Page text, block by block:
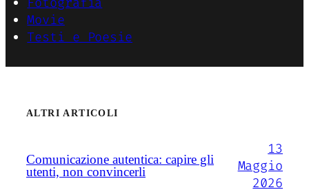
Movie
Testi e Poesie
ALTRI ARTICOLI
Comunicazione autentica: capire gli
utenti, non convincerli
13
Maggio
2026